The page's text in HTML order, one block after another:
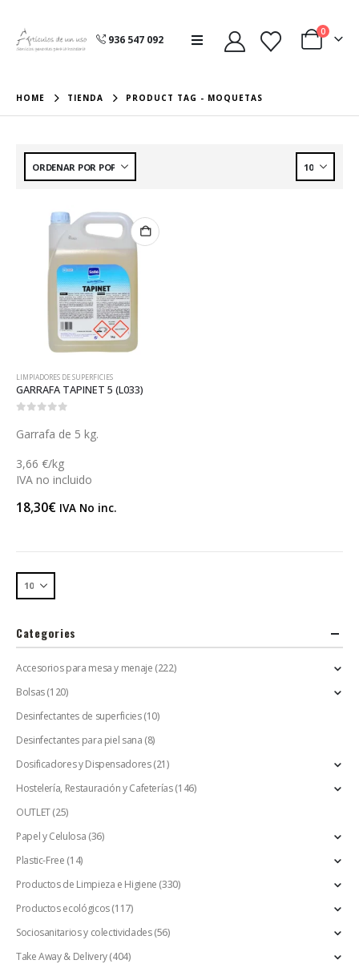
936 547 092
0
HOME TIENDA PRODUCT TAG - MOQUETAS
LIMPIADORES DE SUPERFICIES
GARRAFA TAPINET 5 (L033)
Garrafa de 5 kg.
3,66 €/kg
IVA no incluido
18,30€ IVA No inc.
Categories
Accesorios para mesa y menaje (222)
Bolsas(120)
Desinfectantes de superficies (10)
Desinfectantes para piel sana (8)
Dosificadores y Dispensadores (21)
Hostelería, Restauración y Cafeterías(146)
OUTLET(25)
Papel y Celulosa (36)
Plastic-Free (14)
Productos de Limpieza e Higiene (330)
Productos ecológicos(117)
Sociosanitarios y colectividades (56)
Take Away & Delivery(404)